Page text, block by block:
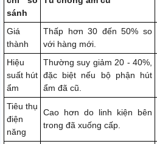
sánh
Giá
thành
Thấp hơn 30 đến 50% so
với hàng mới.
Hiệu
suất hút
ẩm
Thường suy giảm 20 - 40%,
đặc biệt nếu bộ phận hút
ẩm đã cũ.
Tiêu thụ
điện
năng
Cao hơn do linh kiện bên
trong đã xuống cấp.